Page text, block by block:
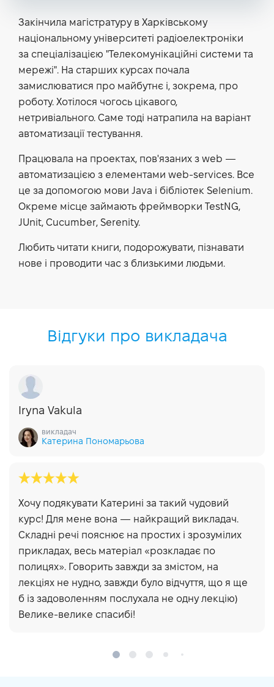
Закінчила магістратуру в Харківському
національному університеті радіоелектроніки
за спеціалізацією "Телекомунікаційні системи та
мережі". На старших курсах почала
замислюватися про майбутнє і, зокрема, про
роботу. Хотілося чогось цікавого,
нетривіального. Саме тоді натрапила на варіант
автоматизації тестування.
Працювала на проектах, пов'язаних з web —
автоматизацією з елементами web-services. Все
це за допомогою мови Java і бібліотек Selenium.
Окреме місце займають фреймворки TestNG,
JUnit, Cucumber, Serenity.
Любить читати книги, подорожувати, пізнавати
нове і проводити час з близькими людьми.
Відгуки про викладача
Iryna Vakula
викладач
Катерина Пономарьова
Хочу подякувати Катерині за такий чудовий
курс! Для мене вона — найкращий викладач.
Cкладні речі пояснює на простих і зрозумілих
прикладах, весь матеріал «розкладає по
полицях». Говорить завжди за змістом, на
лекціях не нудно, завжди було відчуття, що я ще
б із задоволенням послухала не одну лекцію)
Велике-велике спасибі!